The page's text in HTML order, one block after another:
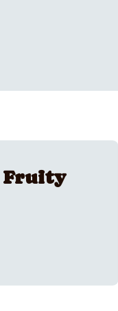
Fruity